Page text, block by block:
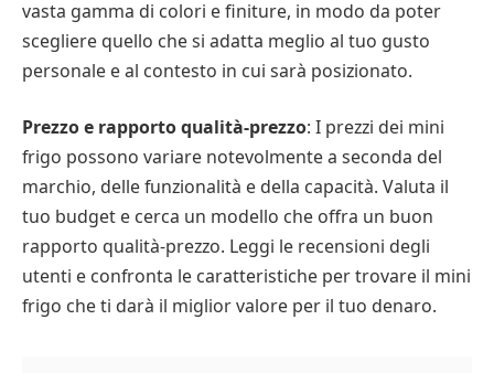
vasta gamma di colori e finiture, in modo da poter
scegliere quello che si adatta meglio al tuo gusto
personale e al contesto in cui sarà posizionato.
Prezzo e rapporto qualità-prezzo: I prezzi dei mini
frigo possono variare notevolmente a seconda del
marchio, delle funzionalità e della capacità. Valuta il
tuo budget e cerca un modello che offra un buon
rapporto qualità-prezzo. Leggi le recensioni degli
utenti e confronta le caratteristiche per trovare il mini
frigo che ti darà il miglior valore per il tuo denaro.